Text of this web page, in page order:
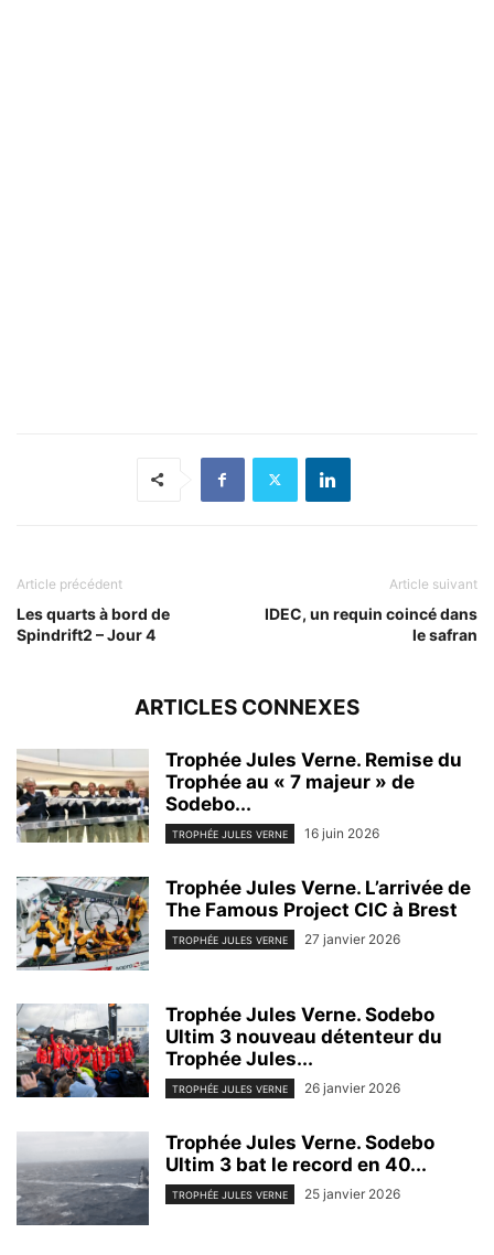
Article précédent
Les quarts à bord de
Spindrift2 – Jour 4
Article suivant
IDEC, un requin coincé dans
le safran
ARTICLES CONNEXES
Trophée Jules Verne. Remise du
Trophée au « 7 majeur » de
Sodebo...
TROPHÉE JULES VERNE 16 juin 2026
Trophée Jules Verne. L’arrivée de
The Famous Project CIC à Brest
TROPHÉE JULES VERNE 27 janvier 2026
Trophée Jules Verne. Sodebo
Ultim 3 nouveau détenteur du
Trophée Jules...
TROPHÉE JULES VERNE 26 janvier 2026
Trophée Jules Verne. Sodebo
Ultim 3 bat le record en 40...
TROPHÉE JULES VERNE 25 janvier 2026